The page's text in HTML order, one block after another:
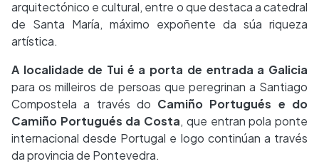
arquitectónico e cultural, entre o que destaca a catedral
de Santa María, máximo expoñente da súa riqueza
artística.
A localidade de Tui é a porta de entrada a Galicia
para os milleiros de persoas que peregrinan a Santiago
Compostela a través do Camiño Portugués e do
Camiño Portugués da Costa, que entran pola ponte
internacional desde Portugal e logo continúan a través
da provincia de Pontevedra.